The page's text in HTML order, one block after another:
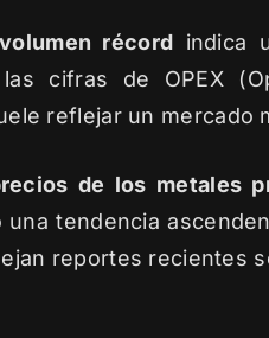
volumen récord indica
cifras de OPEX
reflejar un mercado
de los metales
una tendencia
reportes recientes